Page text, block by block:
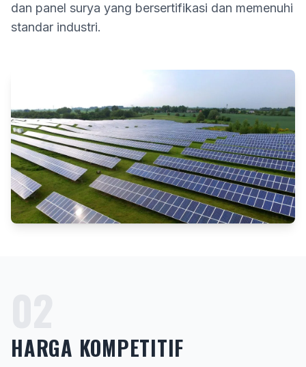
dan panel surya yang bersertifikasi dan memenuhi
standar industri.
HARGA KOMPETITIF